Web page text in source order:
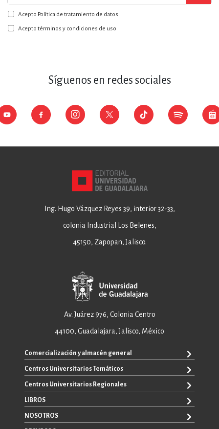
a
nuestro
boletín:
Acepto Política de tratamiento de datos
Acepto términos y condiciones de uso
Síguenos en redes sociales
Ing. Hugo Vázquez Reyes 39, interior 32-33,
colonia Industrial Los Belenes,
45150, Zapopan, Jalisco.
Av. Juárez 976, Colonia Centro
44100, Guadalajara, Jalisco, México
Comercialización y almacén general
+52 33 3640 6326
+52 33 3640 4595
ventas@editorial.udg.mx
WhatsApp: +52 33 1433 6869
Centros Universitarios Temáticos
CUAAD
CUCEA
CUCBA
Centros Universitarios Regionales
CUALTOS
CUCHAPALA
LIBROS
TODOS LOS LIBROS
NOSOTROS